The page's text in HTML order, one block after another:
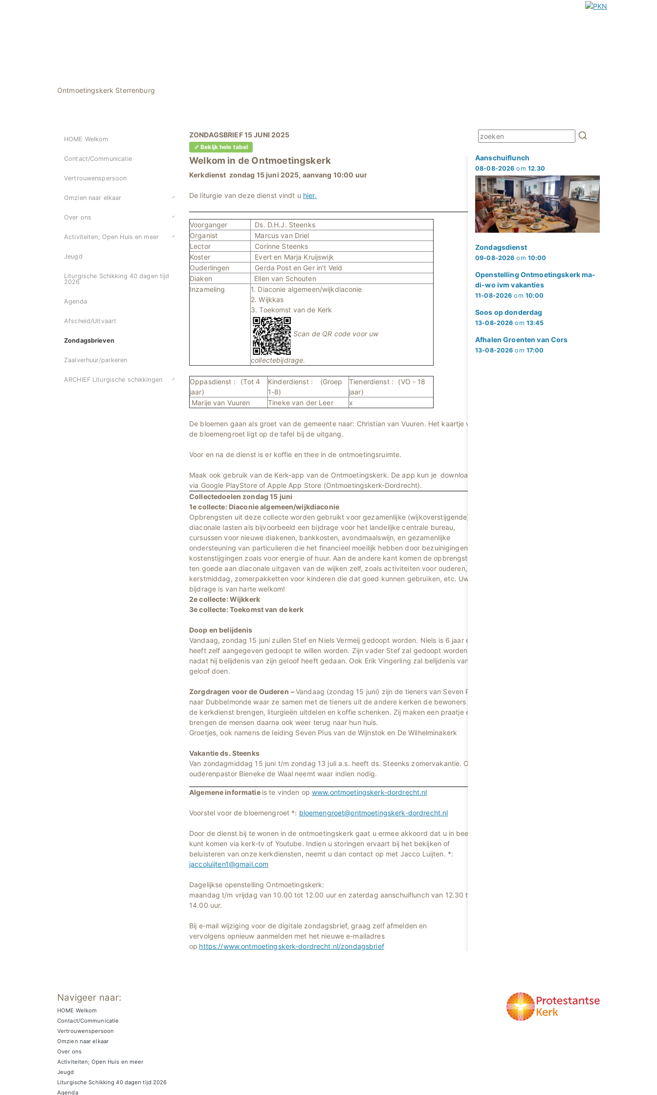
Ontmoetingskerk Sterrenburg
HOME Welkom
Contact/Communicatie
Vertrouwenspersoon
Omzien naar elkaar
Over ons
Activiteiten; Open Huis en meer
Jeugd
Liturgische Schikking 40 dagen tijd
2026
Agenda
Afscheid/Uitvaart
Zondagsbrieven
Zaalverhuur/parkeren
ARCHIEF Liturgische schikkingen
ZONDAGSBRIEF 15 JUNI 2025
⤢ Bekijk hele tabel
Welkom in de Ontmoetingskerk
Kerkdienst zondag 15 juni 2025, aanvang 10:00 uur
De liturgie van deze dienst vindt u hier.
Voorganger
Ds. D.H.J. Steenks
Organist
Marcus van Driel
Lector
Corinne Steenks
Koster
Evert en Marja Kruijswijk
Ouderlingen
Gerda Post en Ger in't Veld
Diaken
Ellen van Schouten
Inzameling
1. Diaconie algemeen/wijkdiaconie
2. Wijkkas
3. Toekomst van de Kerk
Scan de QR code voor uw
collectebijdrage.
Oppasdienst :
(Tot 4
jaar)
Kinderdienst :
(Groep
1-8)
Tienerdienst :
(VO - 18
jaar)
Marije van Vuuren
Tineke van der Leer x
De bloemen gaan als groet van de gemeente naar: Christian van Vuuren. Het kaartje voor
de bloemengroet ligt op de tafel bij de uitgang.
Voor en na de dienst is er koffie en thee in de ontmoetingsruimte.
Maak ook gebruik van de Kerk-app van de Ontmoetingskerk. De app kun je downloaden
via Google PlayStore of Apple App Store (Ontmoetingskerk-Dordrecht).
Collectedoelen zondag 15 juni
1e collecte: Diaconie algemeen/wijkdiaconie
Opbrengsten uit deze collecte worden gebruikt voor gezamenlijke (wijkoverstijgende)
diaconale lasten als bijvoorbeeld een bijdrage voor het landelijke centrale bureau,
cursussen voor nieuwe diakenen, bankkosten, avondmaalswijn, en gezamenlijke
ondersteuning van particulieren die het financieel moeilijk hebben door bezuinigingen of
kostenstijgingen zoals voor energie of huur. Aan de andere kant komen de opbrengsten
ten goede aan diaconale uitgaven van de wijken zelf, zoals activiteiten voor ouderen, de
kerstmiddag, zomerpakketten voor kinderen die dat goed kunnen gebruiken, etc. Uw
bijdrage is van harte welkom!
2e collecte: Wijkkerk
3e collecte: Toekomst van de kerk
Doop en belijdenis
Vandaag, zondag 15 juni zullen Stef en Niels Vermeij gedoopt worden. Niels is 6 jaar en
heeft zelf aangegeven gedoopt te willen worden. Zijn vader Stef zal gedoopt worden
nadat hij belijdenis van zijn geloof heeft gedaan. Ook Erik Vingerling zal belijdenis van zijn
geloof doen.
Zorgdragen voor de Ouderen –Vandaag (zondag 15 juni) zijn de tieners van Seven Plus
naar Dubbelmonde waar ze samen met de tieners uit de andere kerken de bewoners naar
de kerkdienst brengen, liturgieën uitdelen en koffie schenken. Zij maken een praatje en
brengen de mensen daarna ook weer terug naar hun huis.
Groetjes, ook namens de leiding Seven Plus van de Wijnstok en De Wilhelminakerk
Vakantie ds. Steenks
Van zondagmiddag 15 juni t/m zondag 13 juli a.s. heeft ds. Steenks zomervakantie. Onze
ouderenpastor Bieneke de Waal neemt waar indien nodig.
Algemene informatie is te vinden opwww.ontmoetingskerk-dordrecht.nl
Voorstel voor de bloemengroet *: bloemengroet@ontmoetingskerk-dordrecht.nl
Door de dienst bij te wonen in de ontmoetingskerk gaat u ermee akkoord dat u in beeld
kunt komen via kerk-tv of Youtube. Indien u storingen ervaart bij het bekijken of
beluisteren van onze kerkdiensten, neemt u dan contact op met Jacco Luijten. *:
jaccoluijten1@gmail.com
Dagelijkse openstelling Ontmoetingskerk:
maandag t/m vrijdag van 10.00 tot 12.00 uur en zaterdag aanschuiflunch van 12.30 tot
14.00 uur.
Bij e-mail wijziging voor de digitale zondagsbrief, graag zelf afmelden en
vervolgens opnieuw aanmelden met het nieuwe e-mailadres
op https://www.ontmoetingskerk-dordrecht.nl/zondagsbrief
Aanschuiflunch
08-08-2026 om 12.30
Zondagsdienst
09-08-2026 om 10:00
Openstelling Ontmoetingskerk ma-
di-wo ivm vakanties
11-08-2026 om 10:00
Soos op donderdag
13-08-2026 om 13:45
Afhalen Groenten van Cors
13-08-2026 om 17:00
Navigeer naar:
HOME Welkom
Contact/Communicatie
Vertrouwenspersoon
Omzien naar elkaar
Over ons
Activiteiten; Open Huis en meer
Jeugd
Liturgische Schikking 40 dagen tijd 2026
Agenda